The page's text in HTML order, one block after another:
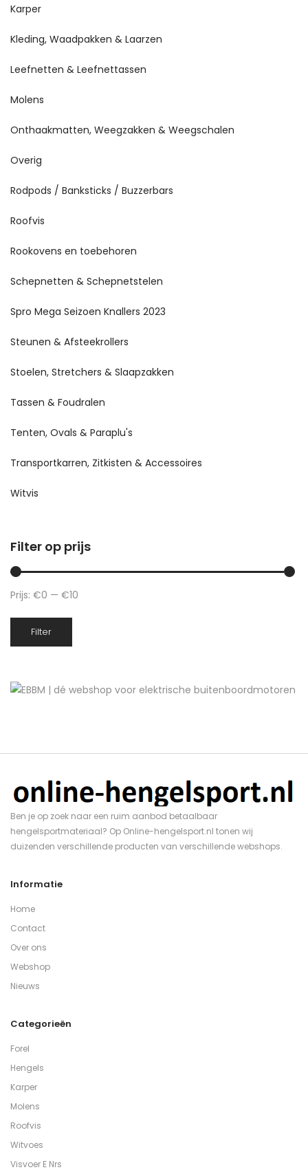
Karper
Kleding, Waadpakken & Laarzen
Leefnetten & Leefnettassen
Molens
Onthaakmatten, Weegzakken & Weegschalen
Overig
Rodpods / Banksticks / Buzzerbars
Roofvis
Rookovens en toebehoren
Schepnetten & Schepnetstelen
Spro Mega Seizoen Knallers 2023
Steunen & Afsteekrollers
Stoelen, Stretchers & Slaapzakken
Tassen & Foudralen
Tenten, Ovals & Paraplu's
Transportkarren, Zitkisten & Accessoires
Witvis
Filter op prijs
Filter
Prijs: €0 — €10
Ben je op zoek naar een ruim aanbod betaalbaar
hengelsportmateriaal? Op Online-hengelsport.nl tonen wij
duizenden verschillende producten van verschillende webshops.
Informatie
Home
Contact
Over ons
Webshop
Nieuws
Categorieën
Forel
Hengels
Karper
Molens
Roofvis
Witvoes
Visvoer E Nrs